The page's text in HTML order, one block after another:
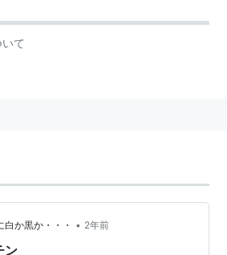
て
か黒か・・・ • 2年前
ン